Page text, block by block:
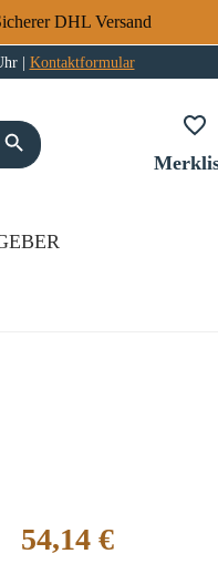
DHL Versand
| Kontaktformular
Regulärer Preis:
54,14 €